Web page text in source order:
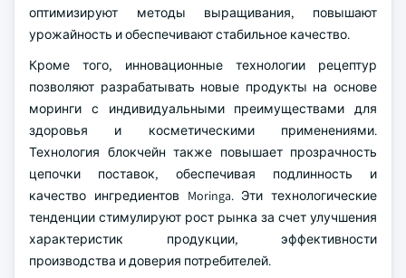
оптимизируют методы выращивания, повышают
урожайность и обеспечивают стабильное качество.
Кроме того, инновационные технологии рецептур
позволяют разрабатывать новые продукты на основе
моринги с индивидуальными преимуществами для
здоровья и косметическими применениями.
Технология блокчейн также повышает прозрачность
цепочки поставок, обеспечивая подлинность и
качество ингредиентов Moringa. Эти технологические
тенденции стимулируют рост рынка за счет улучшения
характеристик продукции, эффективности
производства и доверия потребителей.